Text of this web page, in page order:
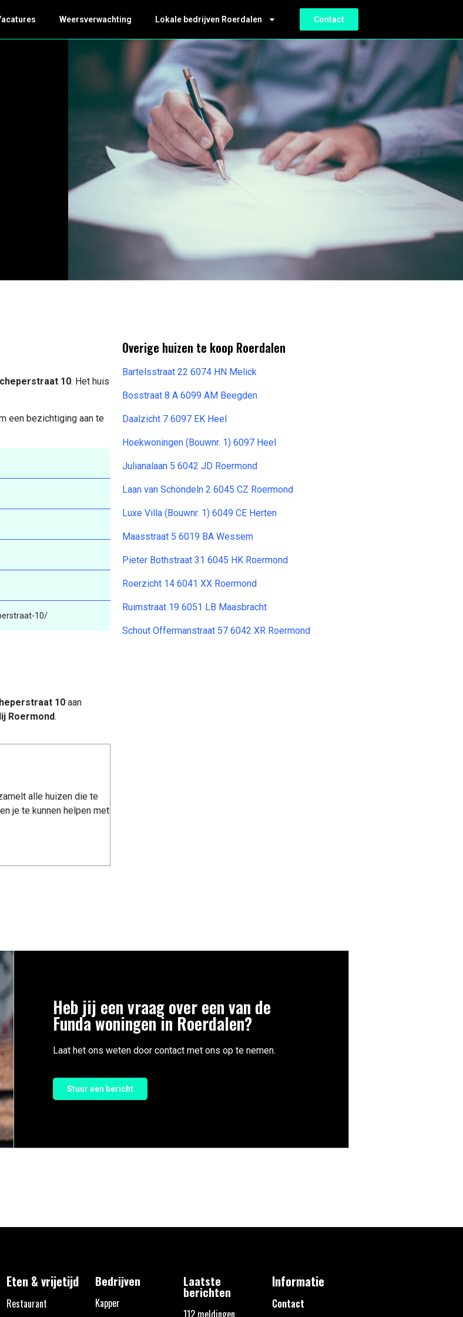
Weersverwachting Lokale bedrijven Roerdalen Contact
10. Het huis
een bezichtiging aan te
10/
10 aan
Roermond.
alle huizen die te
je te kunnen helpen met
Overige huizen te koop Roerdalen
Bartelsstraat 22 6074 HN Melick
Bosstraat 8 A 6099 AM Beegden
Daalzicht 7 6097 EK Heel
Hoekwoningen (Bouwnr. 1) 6097 Heel
Julianalaan 5 6042 JD Roermond
Laan van Schöndeln 2 6045 CZ Roermond
Luxe Villa (Bouwnr. 1) 6049 CE Herten
Maasstraat 5 6019 BA Wessem
Pieter Bothstraat 31 6045 HK Roermond
Roerzicht 14 6041 XX Roermond
Ruimstraat 19 6051 LB Maasbracht
Schout Offermanstraat 57 6042 XR Roermond
Heb jij een vraag over een van de
Funda woningen in Roerdalen?
Laat het ons weten door contact met ons op te nemen.
Stuur een bericht
Eten & vrijetijd
Restaurant
Bedrijven
Kapper
Laatste
berichten
Informatie
Contact